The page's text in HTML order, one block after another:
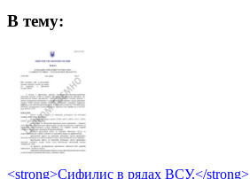
В тему:
<strong>Сифилис в рядах ВСУ.</strong>